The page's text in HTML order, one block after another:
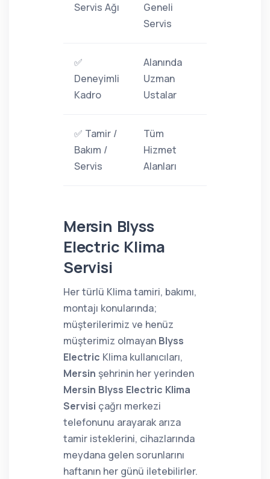
Servis Ağı
Geneli
Servis
✅
Deneyimli
Kadro
Alanında
Uzman
Ustalar
✅ Tamir /
Bakım /
Servis
Tüm
Hizmet
Alanları
Mersin Blyss
Electric Klima
Servisi
Her türlü Klima tamiri, bakımı,
montajı konularında;
müşterilerimiz ve henüz
müşterimiz olmayan Blyss
Electric Klima kullanıcıları,
Mersin şehrinin her yerinden
Mersin Blyss Electric Klima
Servisi çağrı merkezi
telefonunu arayarak arıza
tamir isteklerini, cihazlarında
meydana gelen sorunlarını
haftanın her günü iletebilirler.